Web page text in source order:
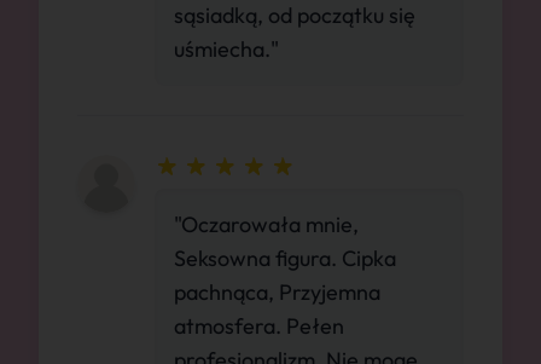
sąsiadką, od początku się
uśmiecha."
"Oczarowała mnie,
Seksowna figura. Cipka
pachnąca, Przyjemna
atmosfera. Pełen